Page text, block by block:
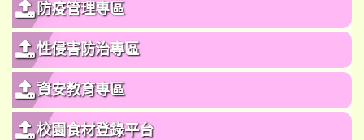
防疫管理專區
性侵害防治專區
資安教育專區
校園食材登錄平台